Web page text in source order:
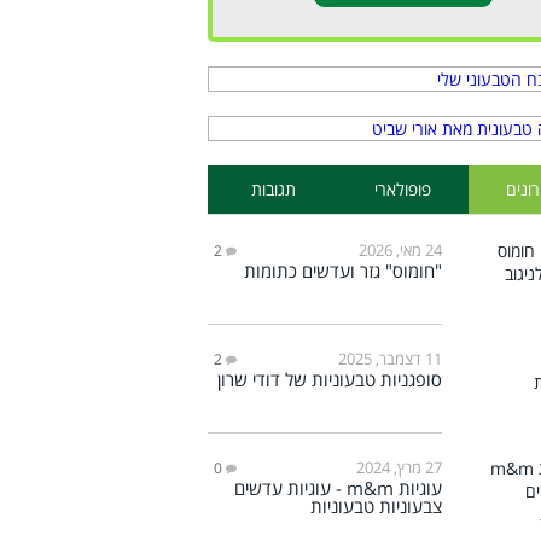
פופולארי תגובות
24 מאי, 2026 2
"חומוס" גזר ועדשים כתומות
11 דצמבר, 2025 2
סופגניות טבעוניות של דודי שרון
27 מרץ, 2024 0
עוגיות m&m - עוגיות עדשים
צבעוניות טבעוניות